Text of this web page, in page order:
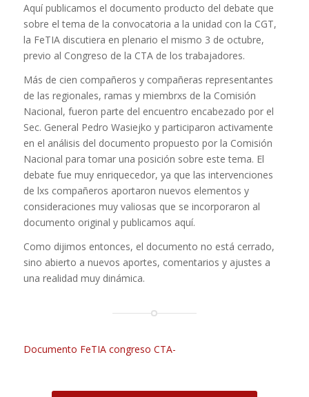
Aquí publicamos el documento producto del debate que
sobre el tema de la convocatoria a la unidad con la CGT,
la FeTIA discutiera en plenario el mismo 3 de octubre,
previo al Congreso de la CTA de los trabajadores.
Más de cien compañeros y compañeras representantes
de las regionales, ramas y miembrxs de la Comisión
Nacional, fueron parte del encuentro encabezado por el
Sec. General Pedro Wasiejko y participaron activamente
en el análisis del documento propuesto por la Comisión
Nacional para tomar una posición sobre este tema. El
debate fue muy enriquecedor, ya que las intervenciones
de lxs compañeros aportaron nuevos elementos y
consideraciones muy valiosas que se incorporaron al
documento original y publicamos aquí.
Como dijimos entonces, el documento no está cerrado,
sino abierto a nuevos aportes, comentarios y ajustes a
una realidad muy dinámica.
Documento FeTIA congreso CTA-